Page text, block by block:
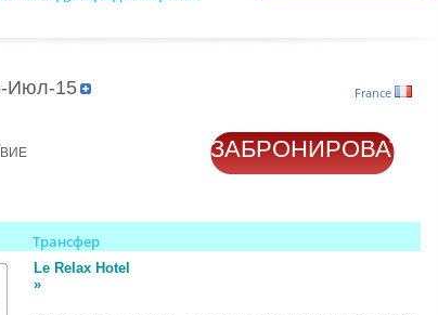
Июл-15 France
ЗАБРОНИРОВАТЬ
Трансфер
Le Relax Hotel
»